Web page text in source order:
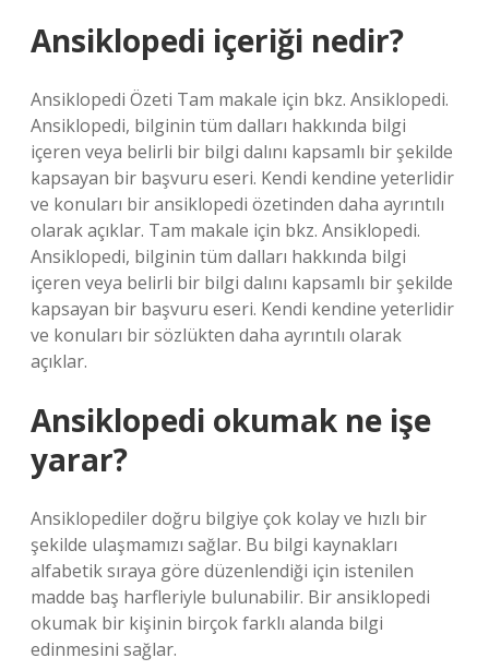
Ansiklopedi içeriği nedir?
Ansiklopedi Özeti Tam makale için bkz. Ansiklopedi.
Ansiklopedi, bilginin tüm dalları hakkında bilgi
içeren veya belirli bir bilgi dalını kapsamlı bir şekilde
kapsayan bir başvuru eseri. Kendi kendine yeterlidir
ve konuları bir ansiklopedi özetinden daha ayrıntılı
olarak açıklar. Tam makale için bkz. Ansiklopedi.
Ansiklopedi, bilginin tüm dalları hakkında bilgi
içeren veya belirli bir bilgi dalını kapsamlı bir şekilde
kapsayan bir başvuru eseri. Kendi kendine yeterlidir
ve konuları bir sözlükten daha ayrıntılı olarak
açıklar.
Ansiklopedi okumak ne işe
yarar?
Ansiklopediler doğru bilgiye çok kolay ve hızlı bir
şekilde ulaşmamızı sağlar. Bu bilgi kaynakları
alfabetik sıraya göre düzenlendiği için istenilen
madde baş harfleriyle bulunabilir. Bir ansiklopedi
okumak bir kişinin birçok farklı alanda bilgi
edinmesini sağlar.